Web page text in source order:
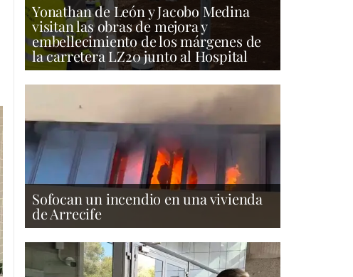
Yonathan de León y Jacobo Medina
visitan las obras de mejora y
embellecimiento de los márgenes de
la carretera LZ20 junto al Hospital
Sofocan un incendio en una vivienda
de Arrecife